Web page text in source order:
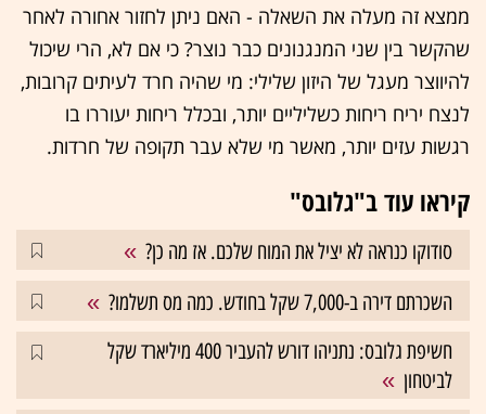
ממצא זה מעלה את השאלה - האם ניתן לחזור אחורה לאחר
שהקשר בין שני המנגנונים כבר נוצר? כי אם לא, הרי שיכול
להיווצר מעגל של היזון שלילי: מי שהיה חרד לעיתים קרובות,
לנצח יריח ריחות כשליליים יותר, ובכלל ריחות יעוררו בו
רגשות עזים יותר, מאשר מי שלא עבר תקופה של חרדות.
קיראו עוד ב"גלובס"
סודוקו כנראה לא יציל את המוח שלכם. אז מה כן?
השכרתם דירה ב-7,000 שקל בחודש. כמה מס תשלמו?
חשיפת גלובס: נתניהו דורש להעביר 400 מיליארד שקל
לביטחון